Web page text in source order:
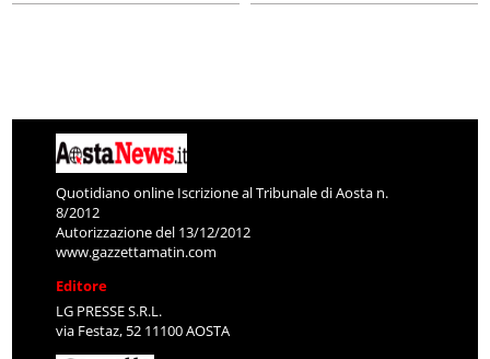
Quotidiano online Iscrizione al Tribunale di Aosta n.
8/2012
Autorizzazione del 13/12/2012
www.gazzettamatin.com
Editore
LG PRESSE S.R.L.
via Festaz, 52 11100 AOSTA